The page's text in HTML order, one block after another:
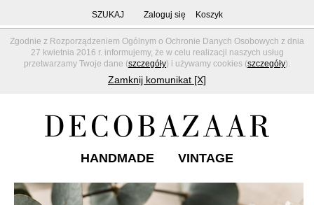
Zgodnie z Rozporządzeniem Ogólnym o Ochronie Danych Osobowych z dnia
27 kwietnia 2016 r. informujemy, że w celu realizacji naszych usług
przetwarzamy Twoje dane (szczegóły) i używamy cookies (szczegóły).
Zamknij komunikat [X]
SZUKAJ Zaloguj się Koszyk
HANDMADE VINTAGE